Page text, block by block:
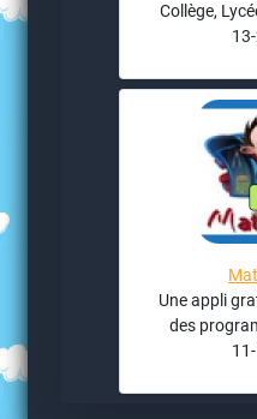
Collège,
Une appli
des